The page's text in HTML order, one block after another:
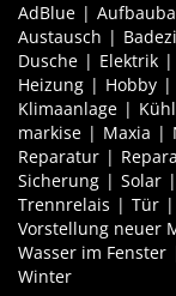
AdBlue
Austausch
Dusche
Elektrik
Heizung
Hobby
Klimaanlage
markise
Maxia
Reparatur
Sicherung
Solar
Trennrelais
Tür
Vorstellung neuer
Wasser im Fenster
Winter